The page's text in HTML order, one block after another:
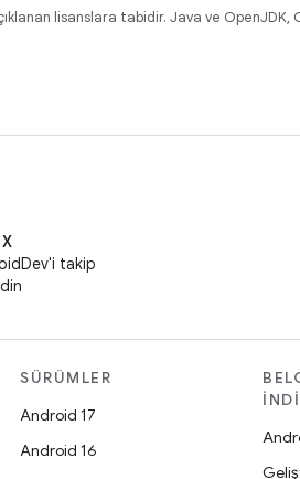
lisanslara tabidir. Java ve OpenJDK,
X
takip
SÜRÜMLER
Android 17
Android 16